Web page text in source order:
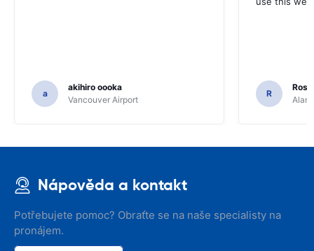
a
akihiro oooka
Vancouver Airport
R
Nápověda a kontakt
Potřebujete pomoc? Obraťte se na naše specialisty na
pronájem.